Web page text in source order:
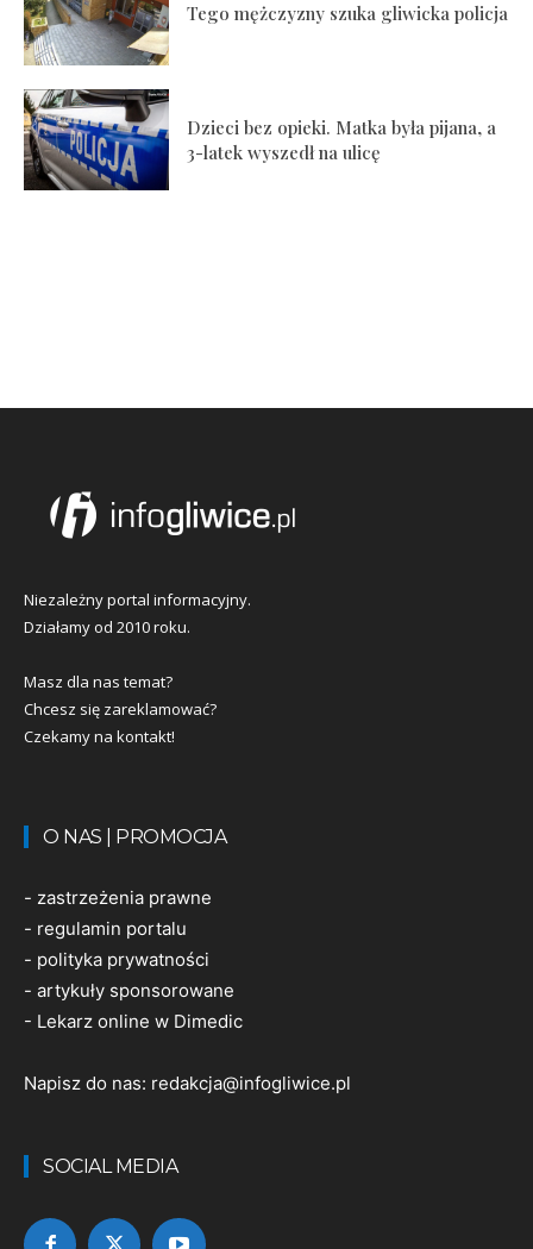
Tego mężczyzny szuka gliwicka policja
Dzieci bez opieki. Matka była pijana, a
3-latek wyszedł na ulicę
Niezależny portal informacyjny.
Działamy od 2010 roku.
Masz dla nas temat?
Chcesz się zareklamować?
Czekamy na kontakt!
O NAS | PROMOCJA
- zastrzeżenia prawne
- regulamin portalu
- polityka prywatności
- artykuły sponsorowane
- Lekarz online w Dimedic
Napisz do nas: redakcja@infogliwice.pl
SOCIAL MEDIA